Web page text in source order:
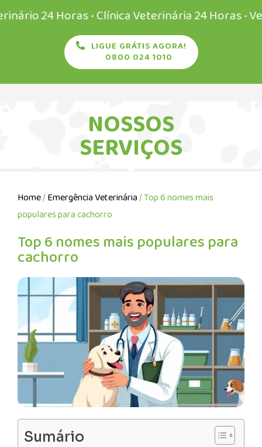
Horas • Clínica Veterinária 24 Horas •
LIGUE GRÁTIS AGORA!
0800 024 1010
NOSSOS
SERVIÇOS
Home/Emergência Veterinária/ Top 6 nomes mais
populares para cachorro
Top 6 nomes mais populares para
cachorro
Sumário